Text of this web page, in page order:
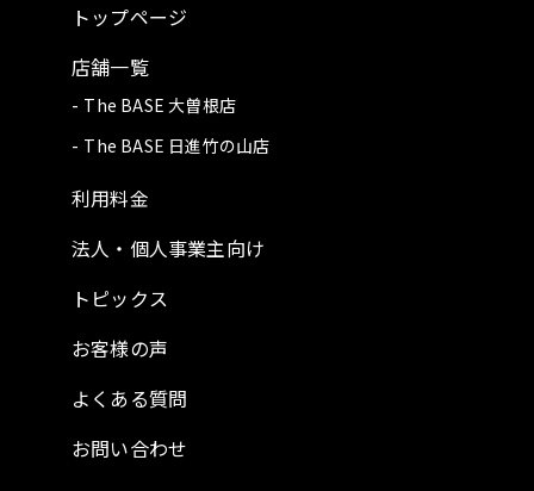
トップページ
店舗一覧
The BASE 大曽根店
The BASE 日進竹の山店
利用料金
法人・個人事業主向け
トピックス
お客様の声
よくある質問
お問い合わせ